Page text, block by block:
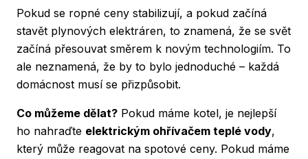
Pokud se ropné ceny stabilizují, a pokud začíná
stavět plynových elektráren, to znamená, že se svět
začíná přesouvat směrem k novým technologiím. To
ale neznamená, že by to bylo jednoduché – každá
domácnost musí se přizpůsobit.
Co můžeme dělat? Pokud máme kotel, je nejlepší
ho nahraďte elektrickým ohřívačem teplé vody,
který může reagovat na spotové ceny. Pokud máme